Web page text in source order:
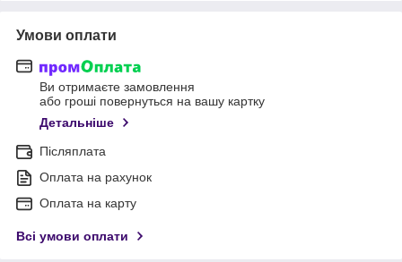
Умови оплати
Ви отримаєте замовлення
або гроші повернуться на вашу картку
Детальніше
Післяплата
Оплата на рахунок
Оплата на карту
Всі умови оплати